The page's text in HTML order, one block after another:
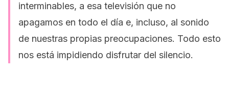
interminables, a esa televisión que no
apagamos en todo el día e, incluso, al sonido
de nuestras propias preocupaciones. Todo esto
nos está impidiendo disfrutar del silencio.